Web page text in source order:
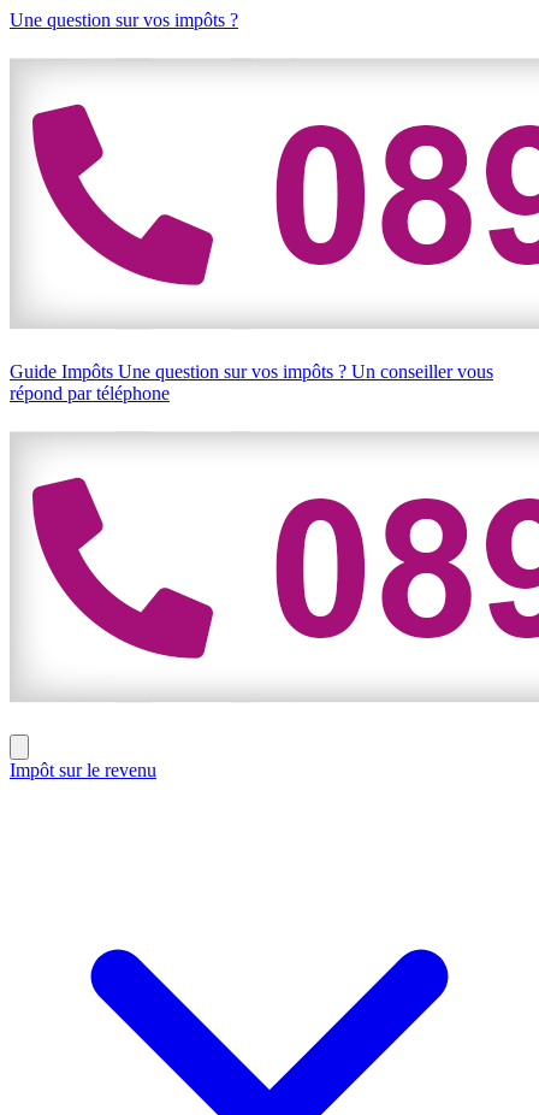
Une question sur vos impôts ?
Guide Impôts Une question sur vos impôts ? Un conseiller vous
répond par téléphone
Impôt sur le revenu